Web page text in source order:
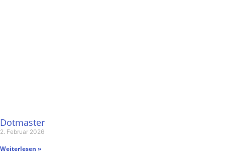
Dotmaster
2. Februar 2026
Weiterlesen »